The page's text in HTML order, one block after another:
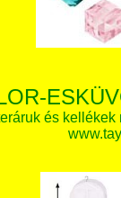
és